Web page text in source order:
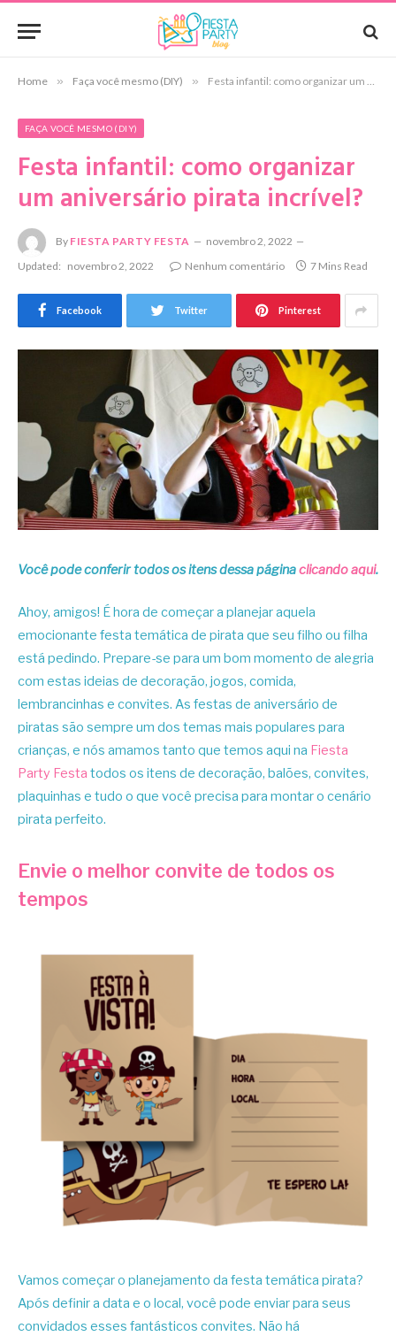
Home » Faça você mesmo (DIY) » Festa infantil: como organizar um aniversário pirata incrível?
FAÇA VOCÊ MESMO (DIY)
Festa infantil: como organizar
um aniversário pirata incrível?
By FIESTA PARTY FESTA
novembro 2, 2022
Updated: novembro 2, 2022 Nenhum comentário 7 Mins Read
Facebook Twitter Pinterest
Você pode conferir todos os itens dessa páginaclicando aqui.
Ahoy, amigos! É hora de começar a planejar aquela
emocionante festa temática de pirata que seu filho ou filha
está pedindo. Prepare-se para um bom momento de alegria
com estas ideias de decoração, jogos, comida,
lembrancinhas e convites. As festas de aniversário de
piratas são sempre um dos temas mais populares para
crianças, e nós amamos tanto que temos aqui na Fiesta
Party Festa todos os itens de decoração, balões, convites,
plaquinhas e tudo o que você precisa para montar o cenário
pirata perfeito.
Envie o melhor convite de todos os
tempos
Vamos começar o planejamento da festa temática pirata?
Após definir a data e o local, você pode enviar para seus
convidados esses fantásticos convites. Não há